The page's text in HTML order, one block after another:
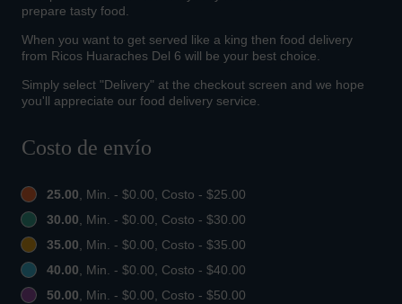
prepare tasty food.
When you want to get served like a king then food delivery
from Ricos Huaraches Del 6 will be your best choice.
Simply select "Delivery" at the checkout screen and we hope
you'll appreciate our food delivery service.
Costo de envío
25.00, Min. - $0.00, Costo - $25.00
30.00, Min. - $0.00, Costo - $30.00
35.00, Min. - $0.00, Costo - $35.00
40.00, Min. - $0.00, Costo - $40.00
50.00, Min. - $0.00, Costo - $50.00